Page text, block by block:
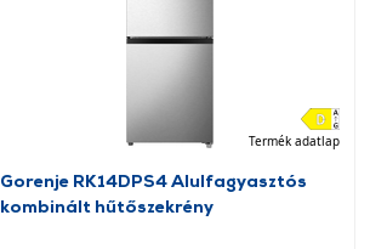
Termék adatlap
Gorenje RK14DPS4 Alulfagyasztós
kombinált hűtőszekrény